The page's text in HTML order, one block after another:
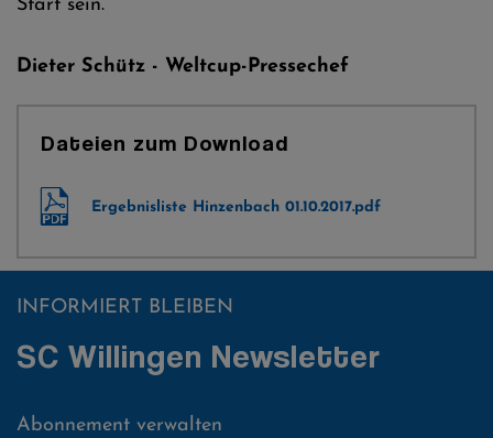
Start sein.
Dieter Schütz - Weltcup-Pressechef
Dateien zum Download
Ergebnisliste Hinzenbach 01.10.2017.pdf
INFORMIERT BLEIBEN
SC Willingen Newsletter
Abonnement verwalten